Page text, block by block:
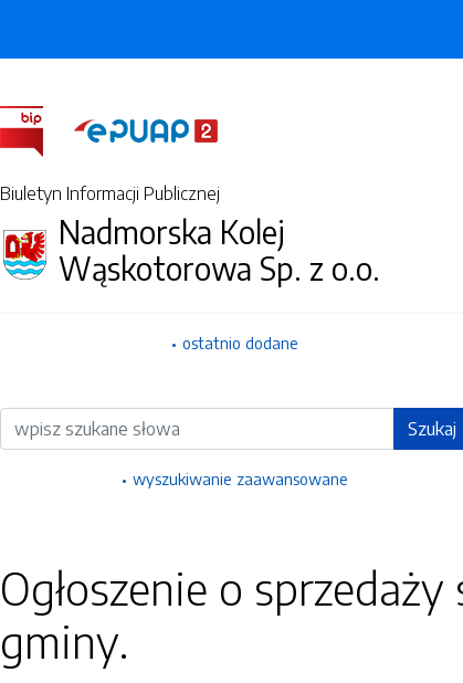
Biuletyn Informacji Publicznej
Nadmorska Kolej
Wąskotorowa Sp. z o.o.
ostatnio dodane
Wyszukiwarka Szukaj
wyszukiwanie zaawansowane
Ogłoszenie o
gminy.